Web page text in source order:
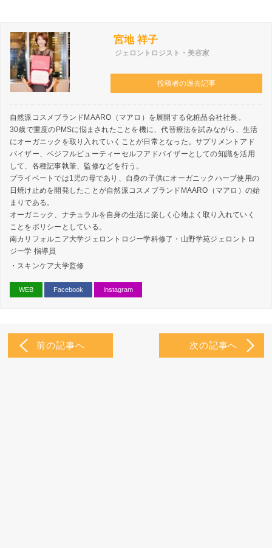
宮地 祥子
ジェロントロジスト・美容家
投稿者の過去記事
自然派コスメブランドMAARO（マアロ）を展開する化粧品会社社長。
30歳で重度のPMSに悩まされたことを機に、代替療法を試みながら、生活
にオーガニックを取り入れていくことが日常となった。サプリメントアド
バイザー、ベジフルビューティーセルフアドバイザーとしての知識を活用
して、各種記事執筆、監修などを行う。
プライベートでは1児の母であり、自身の子供にオーガニックハーブ使用の
日焼け止めを開発したことが自然派コスメブランドMAARO（マアロ）の始
まりである。
オーガニック、ナチュラルを自身の生活に楽しく心地よく取り入れていく
ことをポリシーとしている。
南カリフォルニア大学ジェロントロジー学科修了・山野学苑ジェロントロ
ジー学 指導員
・スキンケア大学監修
WEB Facebook Instagram
前の記事へ 次の記事へ